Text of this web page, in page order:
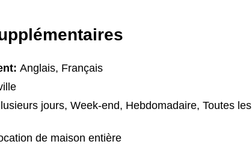
Anglais, Français
jours, Week-end, Hebdomadaire, Toutes les
de maison entière